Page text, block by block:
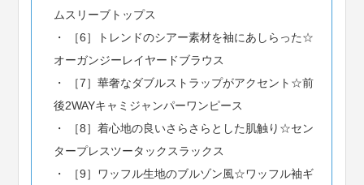
ムスリーブトップス
［6］トレンドのシアー素材を袖にあしらった☆
オーガンジーレイヤードブラウス
［7］華奢なダブルストラップがアクセント☆前
後2WAYキャミジャンパーワンピース
［8］着心地の良いさらさらとした肌触り☆セン
タープレスツータックスラックス
［9］ワッフル生地のブルゾン風☆ワッフル袖ギ